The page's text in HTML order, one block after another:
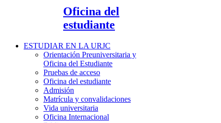
Oficina del
estudiante
ESTUDIAR EN LA URJC
Orientación Preuniversitaria y
Oficina del Estudiante
Pruebas de acceso
Oficina del estudiante
Admisión
Matrícula y convalidaciones
Vida universitaria
Oficina Internacional